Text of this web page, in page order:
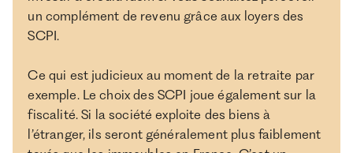
un complément de revenu grâce aux loyers des
SCPI.
Ce qui est judicieux au moment de la retraite par
exemple. Le choix des SCPI joue également sur la
fiscalité. Si la société exploite des biens à
l’étranger, ils seront généralement plus faiblement